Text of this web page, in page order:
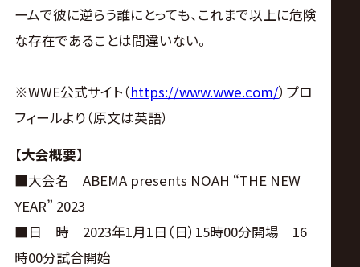
ームで彼に逆らう誰にとっても、これまで以上に危険
な存在であることは間違いない。
※WWE公式サイト（https://www.wwe.com/）プロ
フィールより（原文は英語）
【大会概要】
■大会名 ABEMA presents NOAH “THE NEW
YEAR” 2023
■日 時 2023年1月1日（日）15時00分開場 16
時00分試合開始